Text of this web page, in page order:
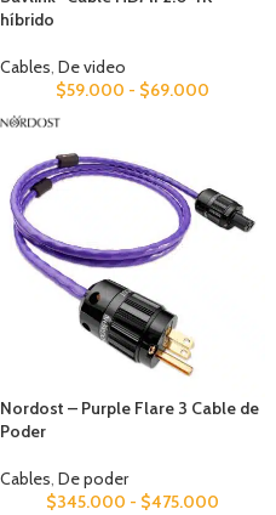
híbrido
Cables, De video
$59.000 - $69.000
Nordost – Purple Flare 3 Cable de
Poder
Cables, De poder
$345.000 - $475.000